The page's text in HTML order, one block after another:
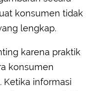
konsumen tidak
lengkap.
karena praktik
konsumen
Ketika informasi